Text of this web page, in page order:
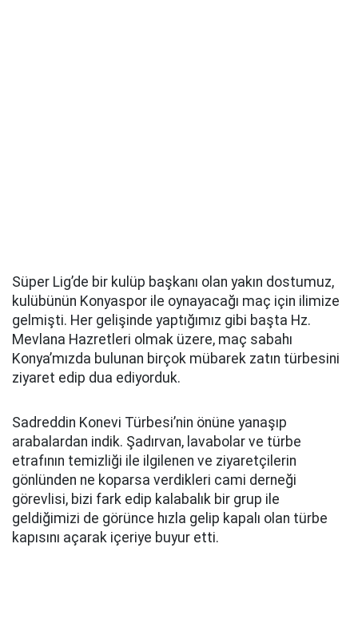
Süper Lig’de bir kulüp başkanı olan yakın dostumuz,
kulübünün Konyaspor ile oynayacağı maç için ilimize
gelmişti. Her gelişinde yaptığımız gibi başta Hz.
Mevlana Hazretleri olmak üzere, maç sabahı
Konya’mızda bulunan birçok mübarek zatın türbesini
ziyaret edip dua ediyorduk.
Sadreddin Konevi Türbesi’nin önüne yanaşıp
arabalardan indik. Şadırvan, lavabolar ve türbe
etrafının temizliği ile ilgilenen ve ziyaretçilerin
gönlünden ne koparsa verdikleri cami derneği
görevlisi, bizi fark edip kalabalık bir grup ile
geldiğimizi de görünce hızla gelip kapalı olan türbe
kapısını açarak içeriye buyur etti.